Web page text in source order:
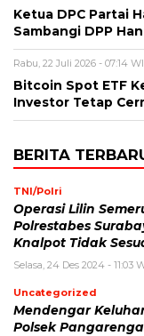
Ketua DPC Partai
Sambangi DPP
Rabu, 22 Juli 2026 - 07:14
Bitcoin Spot ETF
Investor Tetap
BERITA
TNI/Polri
Operasi Lilin
Polrestabes
Knalpot Tidak
Selasa, 24 Des 2024 - 11:03
Uncategorized
Mendengar
Polsek